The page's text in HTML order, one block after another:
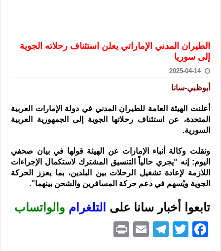
سوريا تبحث مع الإيسيسكو التعاون في البحث العلمي وحماية التراث
الطيران المدني الإماراتي يعلن استئناف رحلاته الجوية
إلى سوريا
2025-04-14
أبوظبي-سانا
أعلنت الهيئة العامة للطيران المدني في دولة الإمارات العربية
المتحدة، عن استئناف رحلاتها الجوية إلى الجمهورية العربية
السورية.
ونقلت وكالة أنباء الإمارات عن الهيئة قولها في بيان صحفي
اليوم: إنه “يجري حالياً التنسيق المشترك لاستكمال الإجراءات
اللازمة لإعادة تشغيل الرحلات بين البلدين، بما يعزز الحركة
الجوية ويُسهم في دعم حركة المسافرين والشحن بينهما”.
تابعوا أخبار سانا على لتلغرام و الواتساب
F
T
T
E